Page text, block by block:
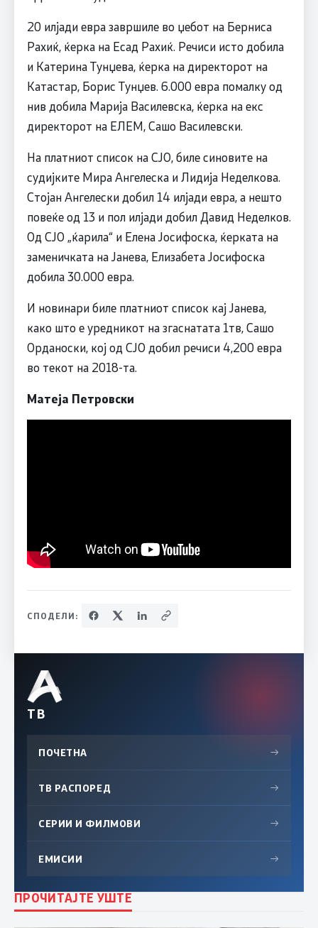
20 илјади евра завршиле во џебот на Берниса
Рахиќ, ќерка на Есад Рахиќ. Речиси исто добила
и Катерина Тунџева, ќерка на директорот на
Катастар, Борис Тунџев. 6.000 евра помалку од
нив добила Марија Василевска, ќерка на екс
директорот на ЕЛЕМ, Сашо Василевски.
На платниот список на СЈО, биле синовите на
судијките Мира Ангелеска и Лидија Неделкова.
Стојан Ангелески добил 14 илјади евра, а нешто
повеќе од 13 и пол илјади добил Давид Неделков.
Од СЈО „ќарила“ и Елена Јосифоска, ќерката на
заменичката на Јанева, Елизабета Јосифоска
добила 30.000 евра.
И новинари биле платниот список кај Јанева,
како што е уредникот на згаснатата 1тв, Сашо
Орданоски, кој од СЈО добил речиси 4,200 евра
во текот на 2018-та.
Матеја Петровски
СПОДЕЛИ:
ТВ
ПОЧЕТНА →
ТВ РАСПОРЕД →
СЕРИИ И ФИЛМОВИ →
ЕМИСИИ →
ПРОЧИТАЈТЕ УШТЕ